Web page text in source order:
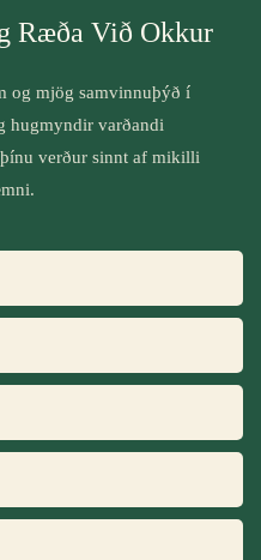
Ræða Við Okkur
og mjög samvinnuþýð í
hugmyndir varðandi
verður sinnt af mikilli